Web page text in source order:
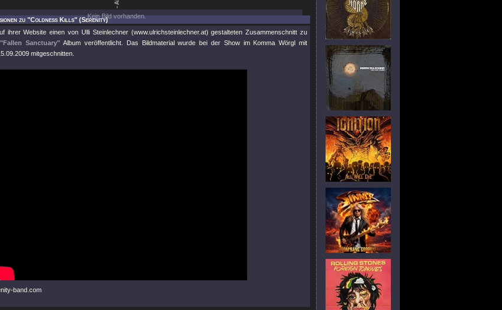
Kein Bild vorhanden.
zu "Coldness Kills" (Serenity)
ihrer Website einen von Ulli Steinlechner (www.ulrichsteinlechner.at) gestalteten Zusammenschnitt zu
"Fallen Sanctuary" Album veröffentlicht. Das Bildmaterial wurde bei der Show im Komma Wörgl mit
mitgeschnitten.
band.com